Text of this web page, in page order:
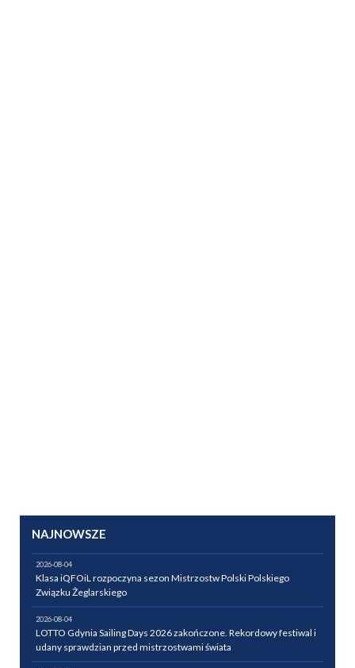
NAJNOWSZE
2026-08-04
Klasa iQFOiL rozpoczyna sezon Mistrzostw Polski Polskiego
Związku Żeglarskiego
2026-08-04
LOTTO Gdynia Sailing Days 2026 zakończone. Rekordowy festiwal i
udany sprawdzian przed mistrzostwami świata